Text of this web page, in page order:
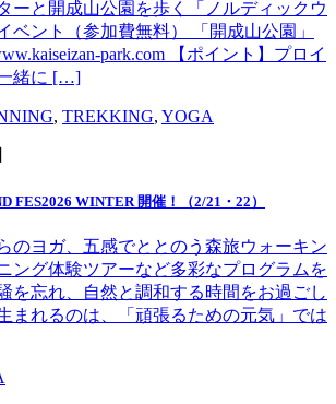
ーと開成山公園を歩く「ノルディックウ
ベント（参加費無料） 「開成山公園」
park.com 【ポイント】プロイ
緒に […]
, TREKKING, YOGA
FES2026 WINTER 開催！（2/21・22）
のヨガ、五感でととのう森旅ウォーキン
ング体験ツアーなど多彩なプログラムを
を忘れ、自然と調和する時間をお過ごし
まれるのは、「頑張るための元気」では